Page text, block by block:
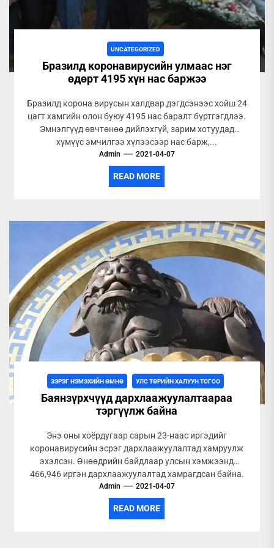
UNCATEGORIZED
Бразилд коронавирусийн улмаас нэг
өдөрт 4195 хүн нас баржээ
Бразилд корона вирусын халдвар дэгдсэнээс хойш 24
цагт хамгийн олон буюу 4195 нас баралт бүртгэгдлээ.
Эмнэлгүүд өвчтөнөө дийлэхгүй, зарим хотуудад
хүмүүс эмчилгээ хүлээсээр нас барж,...
Admin 2021-04-07
READ MORE
ЗЭРЭГ НЭМЭХИЙН ӨМНӨ УЛС ТӨРИЙН ХАЛУУН ТОГОО
Баянзүрхчүүд дархлаажуулалтаараа
тэргүүлж байна
Энэ оны хоёрдугаар сарын 23-наас иргэдийг
коронавирусийн эсрэг дархлаажуулалтад хамруулж
эхэлсэн. Өнөөдрийн байдлаар улсын хэмжээнд
466,946 иргэн дархлаажуулалтад хамрагдсан байна.
Харин дүүргүүдийн хувьд Баянзүрх дүүрэг...
Admin 2021-04-07
READ MORE